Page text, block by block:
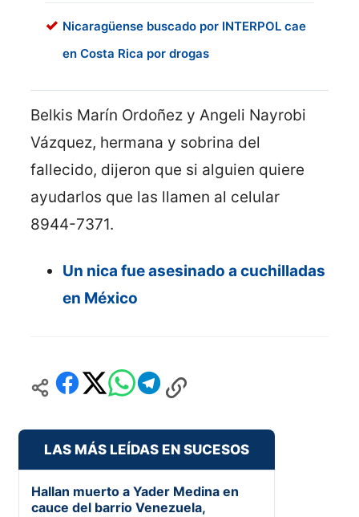
Nicaragüense buscado por INTERPOL cae
en Costa Rica por drogas
Belkis Marín Ordoñez y Angeli Nayrobi
Vázquez, hermana y sobrina del
fallecido, dijeron que si alguien quiere
ayudarlos que las llamen al celular
8944-7371.
Un nica fue asesinado a cuchilladas
en México
LAS MÁS LEÍDAS EN SUCESOS
Hallan muerto a Yader Medina en
cauce del barrio Venezuela,